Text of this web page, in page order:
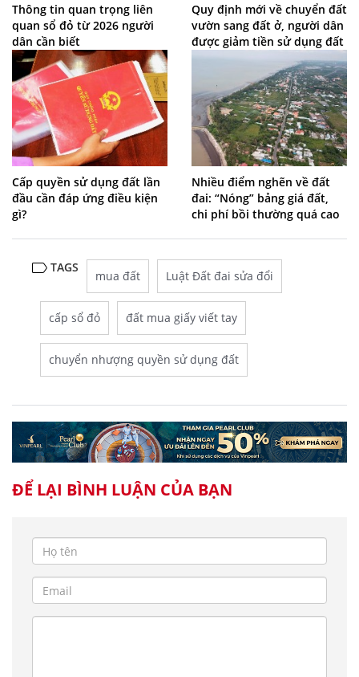
Thông tin quan trọng liên
quan sổ đỏ từ 2026 người
dân cần biết
Quy định mới về chuyển đất
vườn sang đất ở, người dân
được giảm tiền sử dụng đất
Cấp quyền sử dụng đất lần
đầu cần đáp ứng điều kiện
gì?
Nhiều điểm nghẽn về đất
đai: “Nóng” bảng giá đất,
chi phí bồi thường quá cao
TAGS
mua đất Luật Đất đai sửa đổi
cấp sổ đỏ đất mua giấy viết tay
chuyển nhượng quyền sử dụng đất
ĐỂ LẠI BÌNH LUẬN CỦA BẠN